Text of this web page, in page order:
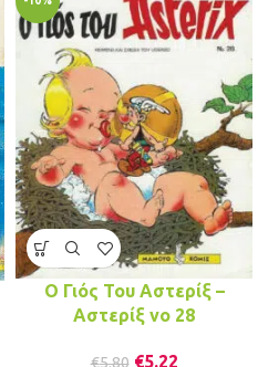
Ο Γιός Του Αστερίξ –
Αστερίξ νo 28
€5.80 €5.22